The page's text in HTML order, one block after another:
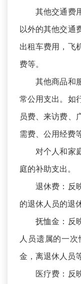
其他交通费用
以外的其他交通
出租车费用，飞
费等。
其他商品和服
常公用支出。如
员费、来访费、
需费、公用经费等
对个人和家庭
庭的补助支出。
退休费：反映
的退休人员的退
抚恤金：反映
人员遗属的一
金，离退休人员
医疗费：反映